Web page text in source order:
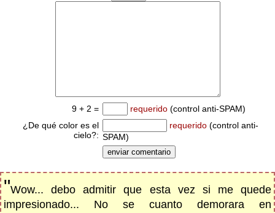
9 + 2 = requerido (control anti-SPAM)
¿De qué color es el
cielo?:
requerido (control anti-
SPAM)
"Wow... debo admitir que esta vez si me quede
impresionado... No se cuanto demorara en